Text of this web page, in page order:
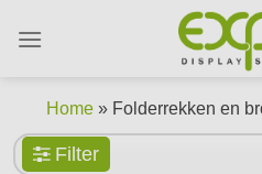
Home » Folderrekken en
Filter